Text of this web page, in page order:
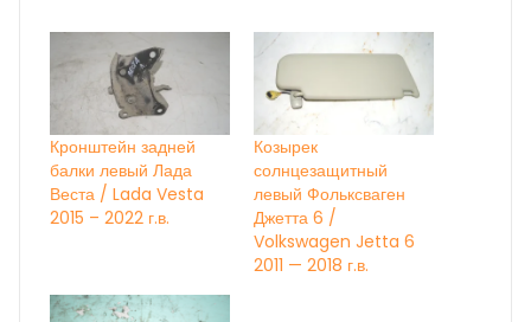
Кронштейн задней
балки левый Лада
Веста / Lada Vesta
2015 – 2022 г.в.
Козырек
солнцезащитный
левый Фольксваген
Джетта 6 /
Volkswagen Jetta 6
2011 — 2018 г.в.